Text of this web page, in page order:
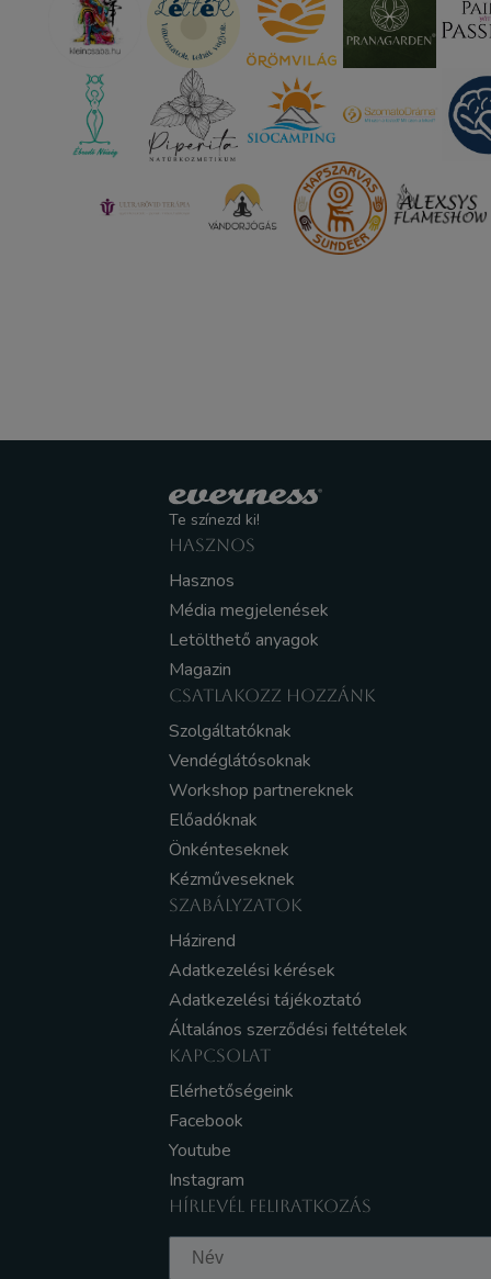
Te színezd ki!
HASZNOS
Hasznos
Média megjelenések
Letölthető anyagok
Magazin
CSATLAKOZZ HOZZÁNK
Szolgáltatóknak
Vendéglátósoknak
Workshop partnereknek
Előadóknak
Önkénteseknek
Kézműveseknek
SZABÁLYZATOK
Házirend
Adatkezelési kérések
Adatkezelési tájékoztató
Általános szerződési feltételek
KAPCSOLAT
Elérhetőségeink
Facebook
Youtube
Instagram
HÍRLEVÉL FELIRATKOZÁS